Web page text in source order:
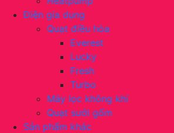
Điện gia dụng
Quạt điều hòa
Everest
Lucky
Fresh
Turbo
Máy lọc không khí
Quạt sưởi gốm
Sản phẩm khác